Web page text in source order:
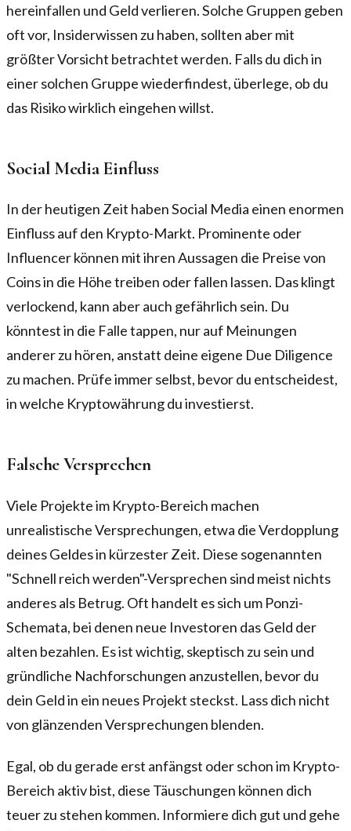
hereinfallen und Geld verlieren. Solche Gruppen geben
oft vor, Insiderwissen zu haben, sollten aber mit
größter Vorsicht betrachtet werden. Falls du dich in
einer solchen Gruppe wiederfindest, überlege, ob du
das Risiko wirklich eingehen willst.
Social Media Einfluss
In der heutigen Zeit haben Social Media einen enormen
Einfluss auf den Krypto-Markt. Prominente oder
Influencer können mit ihren Aussagen die Preise von
Coins in die Höhe treiben oder fallen lassen. Das klingt
verlockend, kann aber auch gefährlich sein. Du
könntest in die Falle tappen, nur auf Meinungen
anderer zu hören, anstatt deine eigene Due Diligence
zu machen. Prüfe immer selbst, bevor du entscheidest,
in welche Kryptowährung du investierst.
Falsche Versprechen
Viele Projekte im Krypto-Bereich machen
unrealistische Versprechungen, etwa die Verdopplung
deines Geldes in kürzester Zeit. Diese sogenannten
"Schnell reich werden"-Versprechen sind meist nichts
anderes als Betrug. Oft handelt es sich um Ponzi-
Schemata, bei denen neue Investoren das Geld der
alten bezahlen. Es ist wichtig, skeptisch zu sein und
gründliche Nachforschungen anzustellen, bevor du
dein Geld in ein neues Projekt steckst. Lass dich nicht
von glänzenden Versprechungen blenden.
Egal, ob du gerade erst anfängst oder schon im Krypto-
Bereich aktiv bist, diese Täuschungen können dich
teuer zu stehen kommen. Informiere dich gut und gehe